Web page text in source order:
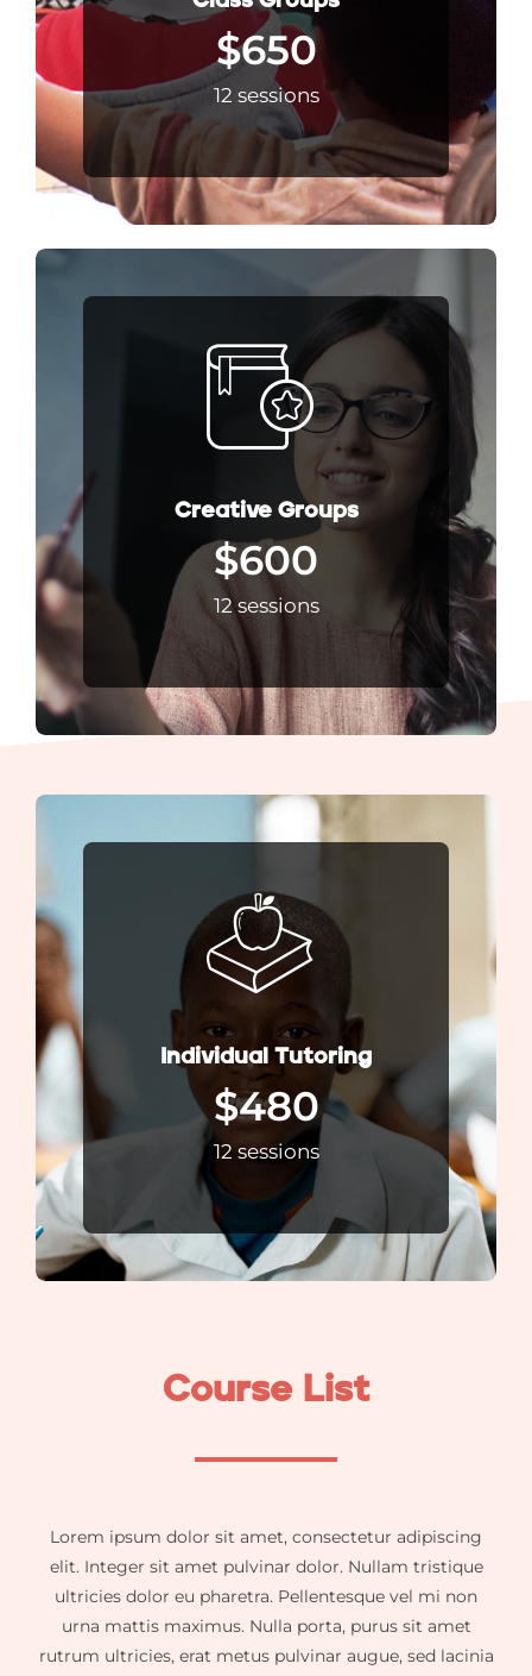
$650
12 sessions
Creative Groups
$600
12 sessions
Individual Tutoring
$480
12 sessions
Course List
Lorem ipsum dolor sit amet, consectetur adipiscing
elit. Integer sit amet pulvinar dolor. Nullam tristique
ultricies dolor eu pharetra. Pellentesque vel mi non
urna mattis maximus. Nulla porta, purus sit amet
rutrum ultricies, erat metus pulvinar augue, sed lacinia